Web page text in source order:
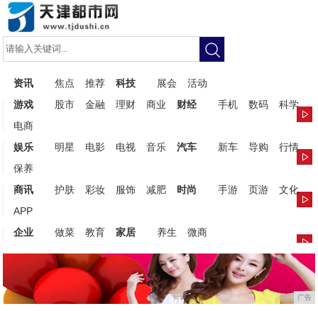
资讯 焦点 推荐 科技 展会
活动
游戏
股市 金融 理财 商业 财经 手机 数码
科学
电商
娱乐
明星 电影 电视 音乐 汽车 新车 导购
行情
保养
商讯
护肤 彩妆 服饰 减肥 时尚 手游 页游
文化
APP
企业
做菜 教育 家居 养生 微商
广告